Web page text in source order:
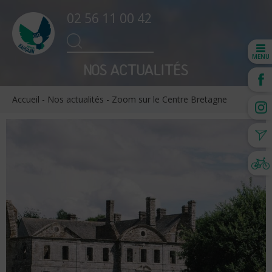
Search
for:
SEARCH
02 56 11 00 42
NOS ACTUALITÉS
MENU
Accueil - Nos actualités - Zoom sur le Centre Bretagne